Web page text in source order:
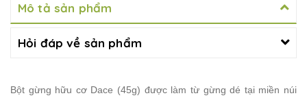
Mô tả sản phẩm
Hỏi đáp về sản phẩm
Bột gừng hữu cơ Dace (45g) được làm từ gừng dé tại miền núi